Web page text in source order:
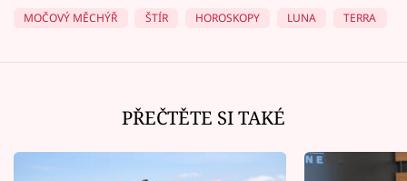
MOČOVÝ MĚCHÝŘ
ŠTÍR HOROSKOPY LUNA TERRA
PŘEČTĚTE SI TAKÉ